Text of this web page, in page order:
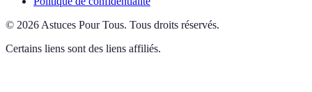
© 2026 Astuces Pour Tous. Tous droits réservés.
Certains liens sont des liens affiliés.